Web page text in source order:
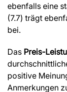
ebenfalls eine
(7.7) trägt
bei.
Das Preis-
positive
Anmerkungen